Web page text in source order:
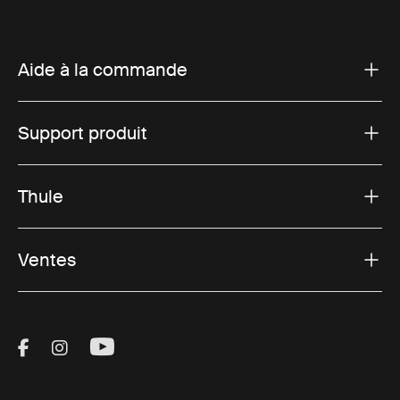
Aide à la commande
Support produit
Thule
Ventes
Visit Thule on Facebook (external link)
Visit Thule on Instagram (external link)
Visit Thule on Youtube (external